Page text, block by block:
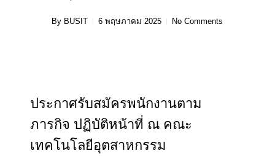
By BUSIT 6 พฤษภาคม 2025 No Comments
ประกาศรับสมัครพนักงานตาม
ภารกิจ ปฏิบัติหน้าที่ ณ คณะ
เทคโนโลยีอุตสาหกรรม